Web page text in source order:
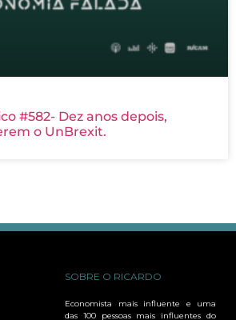
#582- Dez anos depois,
o UnBrexit.
SOBRE O RICARDO
Economista mais influente e uma
das 100 pessoas mais influentes do